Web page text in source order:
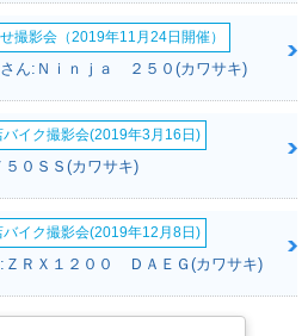
撮影会（2019年11月24日開催）
さん:Ｎｉｎｊａ ２５０(カワサキ)
バイク撮影会(2019年3月16日)
５０ＳＳ(カワサキ)
バイク撮影会(2019年12月8日)
:ＺＲＸ１２００ ＤＡＥＧ(カワサキ)